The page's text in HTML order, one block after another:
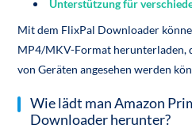
Unterstützung für
Mit dem FlixPal Downloader
MP4/MKV-Format herunterladen,
von Geräten angesehen werden
Wie lädt man Amazon
Downloader herunter?